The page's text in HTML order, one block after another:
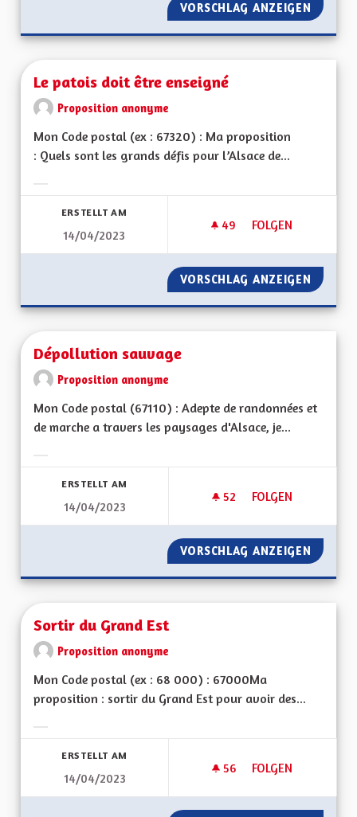
VORSCHLAG ANZEIGEN
Le patois doit être enseigné
Proposition anonyme
Mon Code postal (ex : 67320) : Ma proposition
: Quels sont les grands défis pour l’Alsace de...
ERSTELLT AM
14/04/2023
49 49 FOLLOWER
FOLGEN
LE PATOIS DOIT
VORSCHLAG ANZEIGEN LE
Dépollution sauvage
Proposition anonyme
Mon Code postal (67110) : Adepte de randonnées et
de marche a travers les paysages d'Alsace, je...
ERSTELLT AM
14/04/2023
52 52 FOLLOWER
FOLGEN
DÉPOLLUTION
VORSCHLAG ANZEIGEN
Sortir du Grand Est
Proposition anonyme
Mon Code postal (ex : 68 000) : 67000Ma
proposition : sortir du Grand Est pour avoir des...
ERSTELLT AM
14/04/2023
56 56 FOLLOWER
FOLGEN
SORTIR DU GRAND